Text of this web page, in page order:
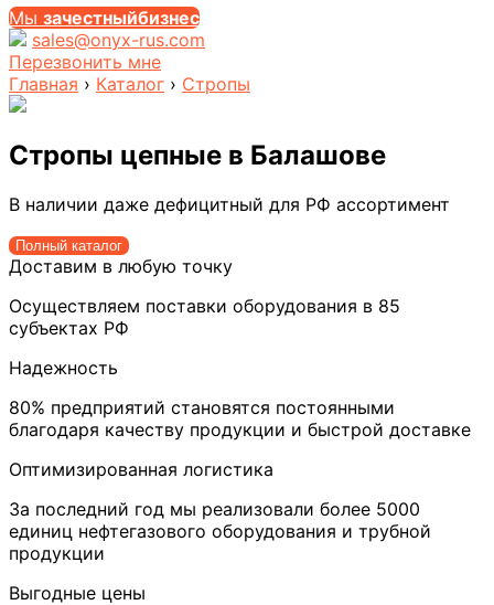
Мы зачестныйбизнес
sales@onyx-rus.com
Перезвонить мне
Главная › Каталог › Стропы
Стропы цепные в Балашове
В наличии даже дефицитный для РФ ассортимент
Полный каталог
Доставим в любую точку
Осуществляем поставки оборудования в 85
субъектах РФ
Надежность
80% предприятий становятся постоянными
благодаря качеству продукции и быстрой доставке
Оптимизированная логистика
За последний год мы реализовали более 5000
единиц нефтегазового оборудования и трубной
продукции
Выгодные цены